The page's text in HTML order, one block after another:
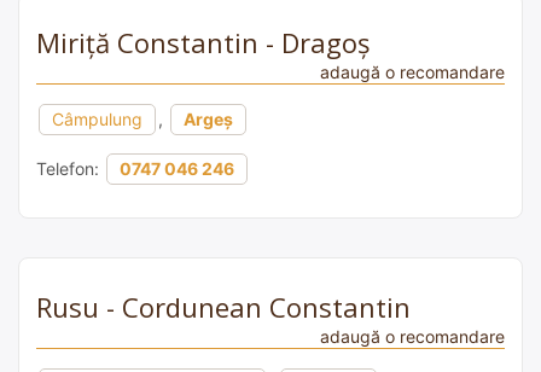
Miriță Constantin - Dragoș
adaugă o recomandare
Câmpulung , Argeș
Telefon: 0747 046 246
Rusu - Cordunean Constantin
adaugă o recomandare